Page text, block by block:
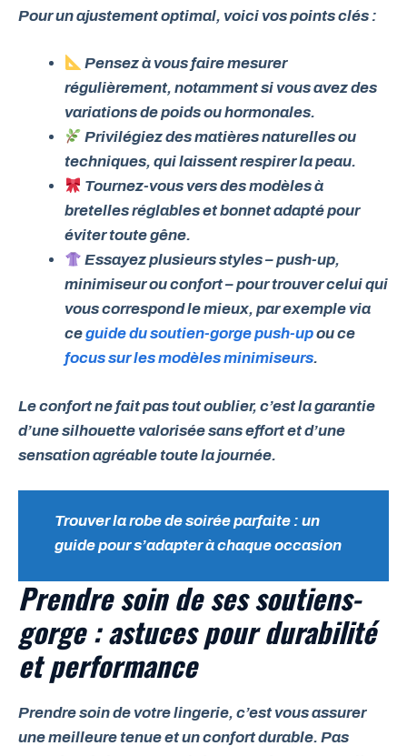
Pour un ajustement optimal, voici vos points clés :
Pensez à vous faire mesurer
régulièrement, notamment si vous avez des
variations de poids ou hormonales.
Privilégiez des matières naturelles ou
techniques, qui laissent respirer la peau.
Tournez-vous vers des modèles à
bretelles réglables et bonnet adapté pour
éviter toute gêne.
Essayez plusieurs styles – push-up,
minimiseur ou confort – pour trouver celui qui
vous correspond le mieux, par exemple via
ceguide du soutien-gorge push-upou ce
focus sur les modèles minimiseurs.
Le confort ne fait pas tout oublier, c’est la garantie
d’une silhouette valorisée sans effort et d’une
sensation agréable toute la journée.
Trouver la robe de soirée parfaite : un
guide pour s’adapter à chaque occasion
Prendre soin de ses soutiens-
gorge : astuces pour durabilité
et performance
Prendre soin de votre lingerie, c’est vous assurer
une meilleure tenue et un confort durable. Pas